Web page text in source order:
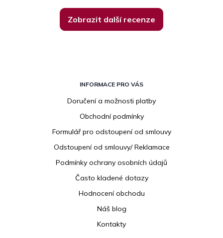
Zobrazit další recenze
INFORMACE PRO VÁS
Doručení a možnosti platby
Obchodní podmínky
Formulář pro odstoupení od smlouvy
Odstoupení od smlouvy/ Reklamace
Podmínky ochrany osobních údajů
Často kladené dotazy
Hodnocení obchodu
Náš blog
Kontakty